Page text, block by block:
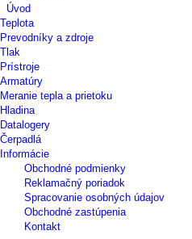
Úvod
Teplota
Prevodníky a zdroje
Tlak
Prístroje
Armatúry
Meranie tepla a prietoku
Hladina
Datalogery
Čerpadlá
Informácie
Obchodné podmienky
Reklamačný poriadok
Spracovanie osobných údajov
Obchodné zastúpenia
Kontakt